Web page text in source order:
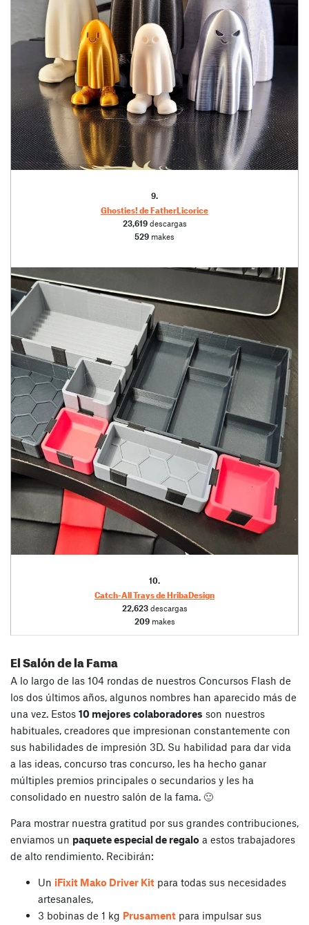
9.
Ghosties! de FatherLicorice
23,619 descargas
529 makes
10.
Catch-All Trays de HribaDesign
22,623 descargas
209 makes
El Salón de la Fama
A lo largo de las 104 rondas de nuestros Concursos Flash de
los dos últimos años, algunos nombres han aparecido más de
una vez. Estos 10 mejores colaboradores son nuestros
habituales, creadores que impresionan constantemente con
sus habilidades de impresión 3D. Su habilidad para dar vida
a las ideas, concurso tras concurso, les ha hecho ganar
múltiples premios principales o secundarios y les ha
consolidado en nuestro salón de la fama. 🙂
Para mostrar nuestra gratitud por sus grandes contribuciones,
enviamos un paquete especial de regalo a estos trabajadores
de alto rendimiento. Recibirán:
Un iFixit Mako Driver Kit para todas sus necesidades
artesanales,
3 bobinas de 1 kg Prusament para impulsar sus